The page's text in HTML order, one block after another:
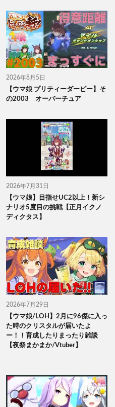
2026年8月5日
【ウマ娘 プリティーダービー】そ
の2003 オーバーチュア
2026年7月31日
【ウマ娘】目指せUC2以上！新シ
ナリオ5度目の挑戦【正月イクノ
ディクタス】
2026年7月29日
【ウマ娘/LOH】2月に96傑に入っ
た時のクリスタルが届いたよ
ー！！育成したりまったり雑談
【夜祭まかまか/Vtuber】